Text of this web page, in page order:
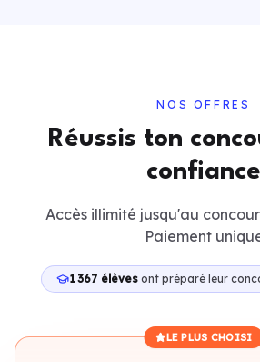
NOS OFFRES
Réussis ton
confiance
Accès illimité jusqu'au
Paiement
1 367 élèves ont préparé leur
LE PLUS CHOISI